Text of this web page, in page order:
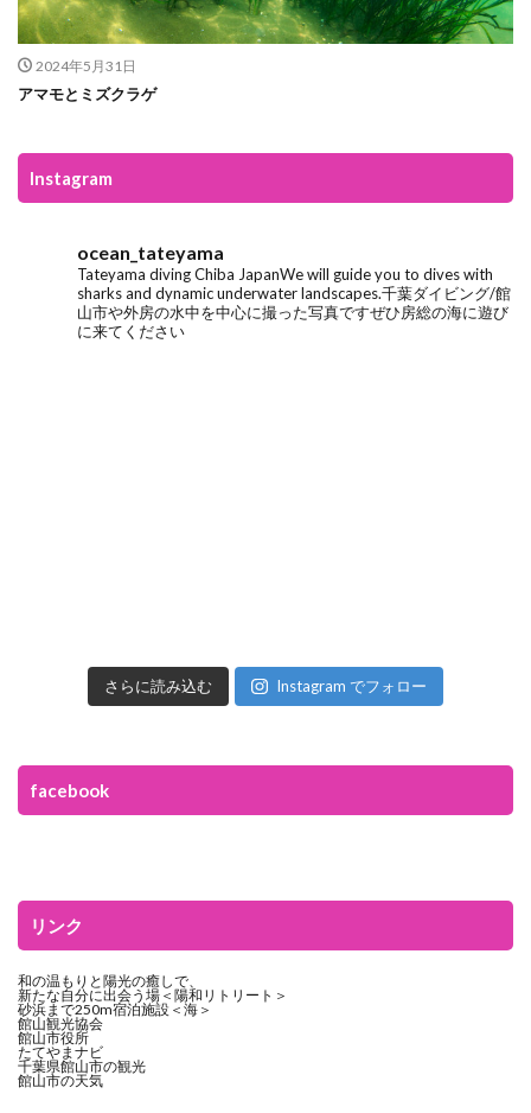
2024年5月31日
アマモとミズクラゲ
Instagram
ocean_tateyama
Tateyama divingChiba JapanWe will guide you to dives with
sharks and dynamic underwater landscapes.千葉ダイビング/館
山市や外房の水中を中心に撮った写真ですぜひ房総の海に遊び
に来てください
さらに読み込む Instagram でフォロー
facebook
リンク
和の温もりと陽光の癒しで、
新たな自分に出会う場＜陽和リトリート＞
砂浜まで250m宿泊施設＜海＞
館山観光協会
館山市役所
たてやまナビ
千葉県館山市の観光
館山市の天気